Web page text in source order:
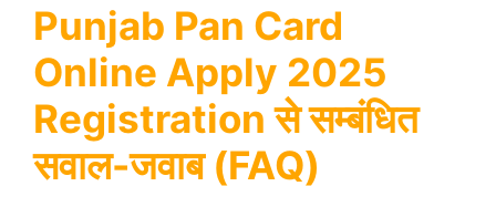
Punjab Pan Card
Online Apply 2025
Registration से सम्बंधित
सवाल-जवाब (FAQ)